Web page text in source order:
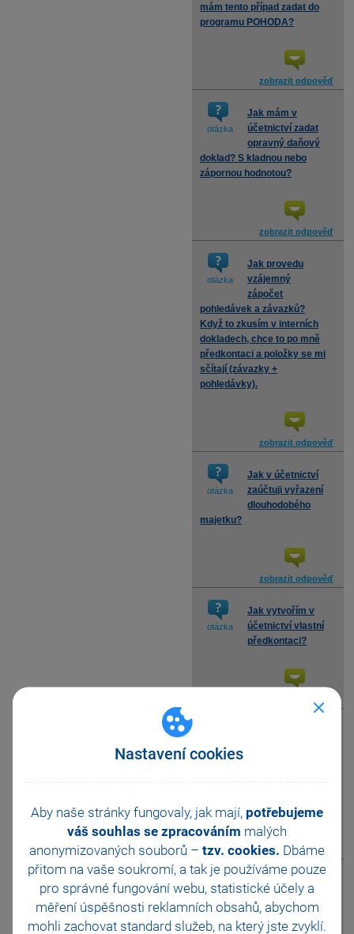
Nastavení cookies
Aby naše stránky fungovaly, jak mají, potřebujeme
váš souhlas se zpracováním malých
anonymizovaných souborů – tzv. cookies. Dbáme
přitom na vaše soukromí, a tak je používáme pouze
pro správné fungování webu, statistické účely a
měření úspěšnosti reklamních obsahů, abychom
mohli zachovat standard služeb, na který jste zvyklí.
mám tento případ zadat do
programu POHODA?
zobrazit odpověď
otázka
Jak mám v
účetnictví zadat
opravný daňový
doklad? S kladnou nebo
zápornou hodnotou?
zobrazit odpověď
otázka
Jak provedu
vzájemný
zápočet
pohledávek a závazků?
Když to zkusím v interních
dokladech, chce to po mně
předkontaci a položky se mi
sčítají (závazky +
pohledávky).
zobrazit odpověď
otázka
Jak v účetnictví
zaúčtuji vyřazení
dlouhodobého
majetku?
zobrazit odpověď
otázka
Jak vytvořím v
účetnictví vlastní
předkontaci?
otázka
zobrazit odpověď
Jak mohu v
POHODA
rozúčtovat položky